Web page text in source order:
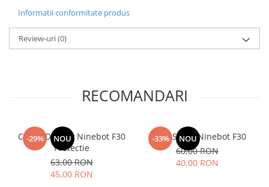
Informatii conformitate produs
Review-uri(0)
RECOMANDARI
-29% NOU
Capac Display Ninebot F30
Protectie
63,00 RON
45,00 RON
-33% NOU
Aripa Spate Ninebot F30
60,00 RON
40,00 RON